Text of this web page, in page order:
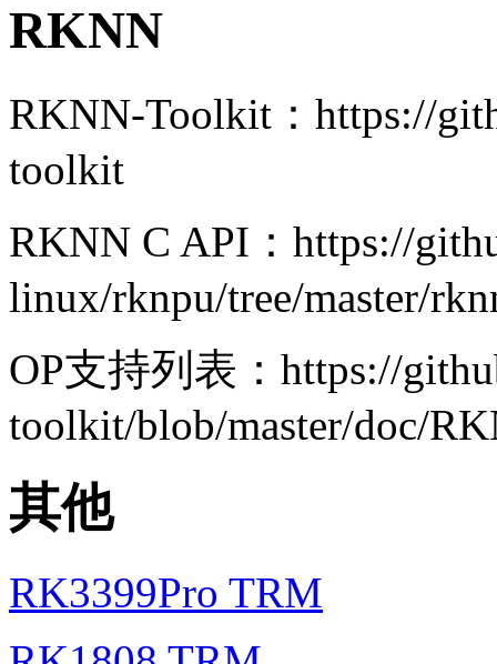
RKNN
RKNN-Toolkit：https://
toolkit
RKNN C API：https://
linux/rknpu/tree/master/
OP支持列表：https://
toolkit/blob/master/doc/
其他
RK3399Pro TRM